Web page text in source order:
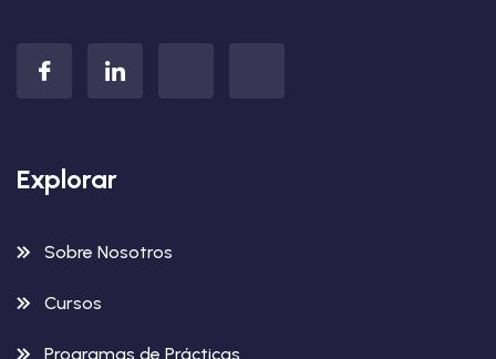
Explorar
Sobre Nosotros
Cursos
Programas de Prácticas